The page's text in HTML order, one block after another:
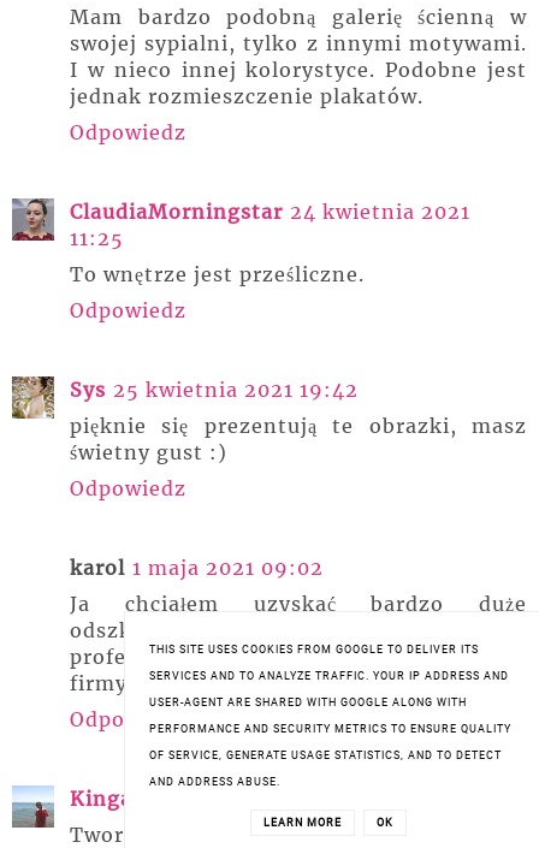
Mam bardzo podobną galerię ścienną w
swojej sypialni, tylko z innymi motywami.
I w nieco innej kolorystyce. Podobne jest
jednak rozmieszczenie plakatów.
Odpowiedz
ClaudiaMorningstar 24 kwietnia 2021
11:25
To wnętrze jest prześliczne.
Odpowiedz
Sys 25 kwietnia 2021 19:42
pięknie się prezentują te obrazki, masz
świetny gust :)
Odpowiedz
karol 1 maja 2021 09:02
Ja chciałem uzyskać bardzo duże
odszkodowanie i skorzystałem z bardzo
profesjonalnej firmy 514 455 736 . z tej
firmy warto skorzystać.
Odpowiedz
Kinga K.
Tworzą super klimat ❤
THIS SITE USES COOKIES FROM GOOGLE TO DELIVER ITS
SERVICES AND TO ANALYZE TRAFFIC. YOUR IP ADDRESS AND
USER-AGENT ARE SHARED WITH GOOGLE ALONG WITH
PERFORMANCE AND SECURITY METRICS TO ENSURE QUALITY
OF SERVICE, GENERATE USAGE STATISTICS, AND TO DETECT
AND ADDRESS ABUSE.
LEARN MORE OK